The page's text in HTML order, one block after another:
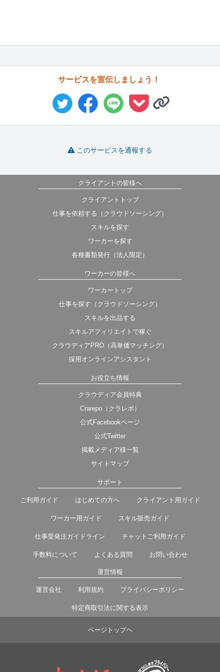
サービスを宣伝しましょう！
このサービスを通報する
クライアントの皆様へ
クライアントトップ
仕事を依頼する（クラウドソーシング）
スキルを探す
ワーカーを探す
各種書類発行（法人限定）
ワーカーの皆様へ
ワーカートップ
仕事を探す（クラウドソーシング）
スキルを出品する
スキルアフィリエイトで稼ぐ
クラウディアPRO（高単価マッチング）
採用オンラインアシスタント
お役立ち情報
クラウディア会員特典
Crarepo（クラレポ）
公式Facebookページ
公式Twitter
掲載メディア様一覧
サイトマップ
サポート
ご利用ガイド はじめての方へ クライアント用ガイド
ワーカー用ガイド スキル販売ガイド
仕事受発注ガイドライン チャットご利用ガイド
手数料について よくある質問 お問い合わせ
運営情報
運営会社 利用規約 プライバシーポリシー
特定商取引法に関する表示
ページトップヘ